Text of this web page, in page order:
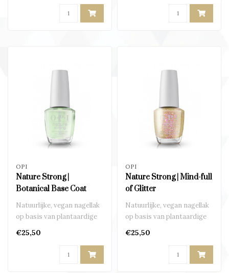
OPI
Nature Strong |
Botanical Base Coat
Natuurlijke, vegan nagellak
op basis van plantaardige
€25,50
OPI
Nature Strong | Mind-full
of Glitter
Natuurlijke, vegan nagellak
op basis van plantaardige
€25,50